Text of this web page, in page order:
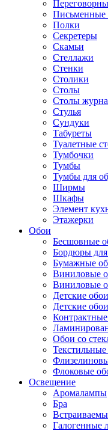
Письменные
Полки
Секретеры
Скамьи
Стеллажи
Стенки
Столики
Столы
Столы
Стулья
Сундуки
Табуреты
Туалетные
Тумбочки
Тумбы
Тумбы для
Ширмы
Шкафы
Элемент
Этажерки
Обои
Бесшовные
Бордюры для
Бумажные
Виниловые
Виниловые
Детские
Детские
Обои со
Флоковые
Освещение
Аромалампы
Бра
Галогенные